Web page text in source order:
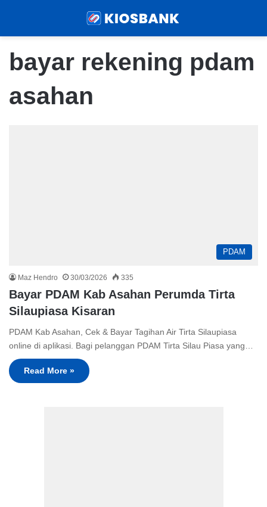
bayar rekening pdam
asahan
PDAM
Maz Hendro 30/03/2026 335
Bayar PDAM Kab Asahan Perumda Tirta
Silaupiasa Kisaran
PDAM Kab Asahan, Cek & Bayar Tagihan Air Tirta Silaupiasa
online di aplikasi. Bagi pelanggan PDAM Tirta Silau Piasa yang…
Read More »